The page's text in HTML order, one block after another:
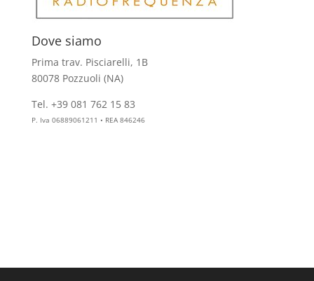
Dove siamo
Prima trav. Pisciarelli, 1B
80078 Pozzuoli (NA)
Tel. +39 081 762 15 83
P. Iva 06889061211 • REA 846246